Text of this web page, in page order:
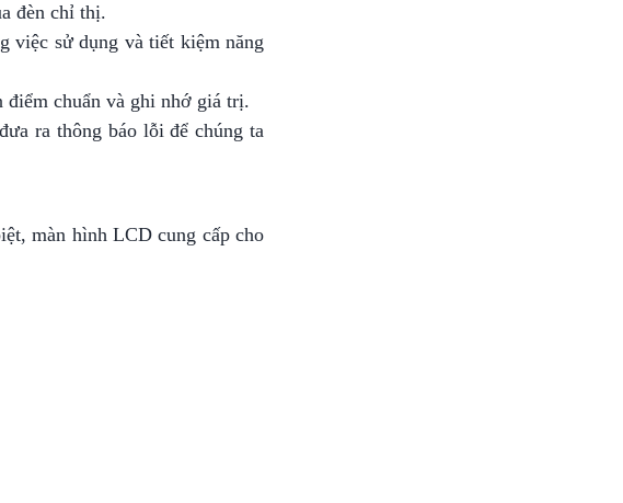
đèn chỉ thị.
việc sử dụng và tiết kiệm năng
điểm chuẩn và ghi nhớ giá trị.
ra thông báo lỗi để chúng ta
màn hình LCD cung cấp cho